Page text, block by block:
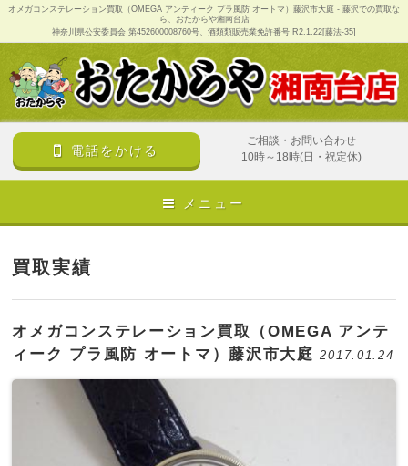
オメガコンステレーション買取（OMEGA アンティーク プラ風防 オートマ）藤沢市大庭 - 藤沢での買取な
ら、おたからや湘南台店
神奈川県公安委員会 第452600008760号、酒類類販売業免許番号 R2.1.22[藤法-35]
電話をかける
ご相談・お問い合わせ
10時～18時(日・祝定休)
メニュー
買取実績
オメガコンステレーション買取（OMEGA アンテ
ィーク プラ風防 オートマ）藤沢市大庭2017.01.24